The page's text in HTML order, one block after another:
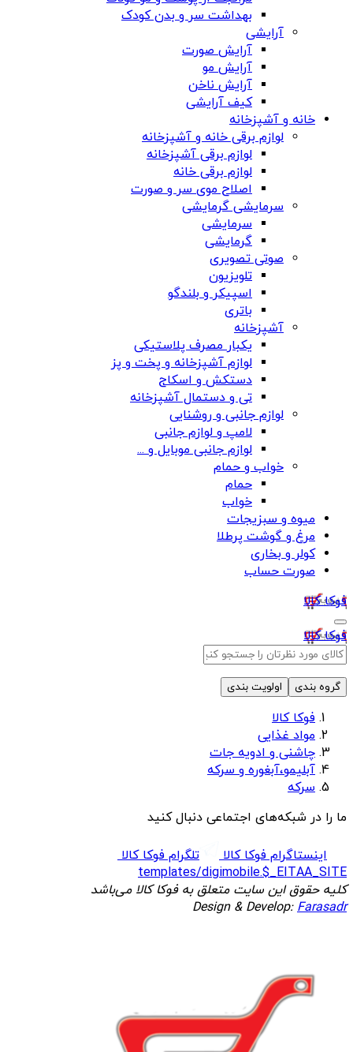
بهداشت سر و بدن کودک
آرایشی
آرایش صورت
آرایش مو
آرایش ناخن
کیف آرایشی
خانه و آشپزخانه
لوازم برقی خانه و آشپزخانه
لوازم برقی آشپزخانه
لوازم برقی خانه
اصلاح موی سر و صورت
سرمایشی گرمایشی
سرمایشی
گرمایشی
صوتی تصویری
تلویزیون
اسپیکر و بلندگو
باتری
آشپزخانه
یکبار مصرف پلاستیکی
لوازم آشپزخانه و پخت و پز
دستکش و اسکاج
تی و دستمال آشپزخانه
لوازم جانبی و روشنایی
لامپ و لوازم جانبی
لوازم جانبی موبایل و ...
خواب و حمام
حمام
خواب
میوه و سبزیجات
مرغ و گوشت پرطلا
کولر و بخاری
صورت حساب
فوکا کالا
فوکا کالا
گروه بندی اولویت بندی
فوکا کالا
مواد غذایی
چاشنی و ادویه جات
آبلیمو،آبغوره و سرکه
سرکه
ما را در شبکه‌های اجتماعی دنبال کنید
اینستاگرام فوکا کالا
تلگرام فوکا کالا
templates/digimobile.$_EITAA_SITE
کلیه حقوق این سایت متعلق به فوکا کالا می‌باشد
Design & Develop:Farasadr